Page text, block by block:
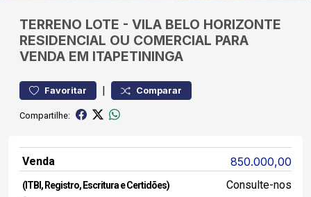
TERRENO LOTE - VILA BELO HORIZONTE
RESIDENCIAL OU COMERCIAL PARA
VENDA EM ITAPETININGA
Favoritar | Comparar
Compartilhe:
Venda 850.000,00
(ITBI, Registro, Escritura e Certidões) Consulte-nos